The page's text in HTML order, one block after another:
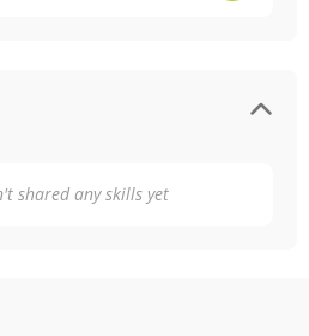
shared any skills yet